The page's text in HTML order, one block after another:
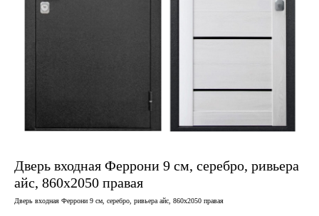
Дверь входная Феррони 9 см, серебро, ривьера
айс, 860х2050 правая
Дверь входная Феррони 9 см, серебро, ривьера айс, 860х2050 правая